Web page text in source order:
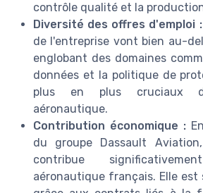
contrôle qualité et la
Diversité des offres d'emploi :
de l'entreprise vont bien au-
englobant des domaines
données et la politique de
plus en plus cruciaux
aéronautique.
Contribution économique :
du groupe Dassault
contribue
aéronautique français. Elle est